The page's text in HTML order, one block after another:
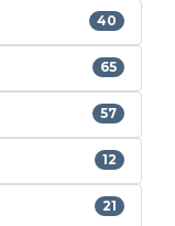
40
65
57
12
21